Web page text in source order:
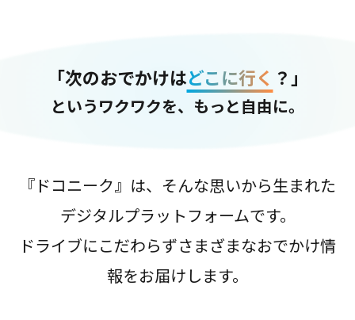
「次のおでかけはどこに行く ？」
というワクワクを、もっと自由に。
『ドコニーク』は、そんな思いから生まれた
デジタルプラットフォームです。
ドライブにこだわらずさまざまなおでかけ情
報をお届けします。